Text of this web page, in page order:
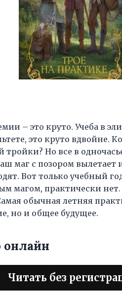
– это круто. Учеба в
это круто вдвойне.
тройки? Но все в
маг с позором вылетает
Вот только учебный
магом, практически нет.
обычная летняя
но и общее будущее.
онлайн
Читать без